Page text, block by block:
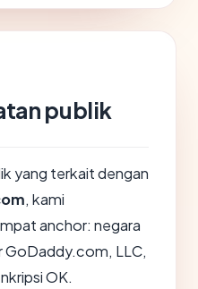
publik
yang terkait dengan
, kami
anchor: negara
GoDaddy.com, LLC,
OK.